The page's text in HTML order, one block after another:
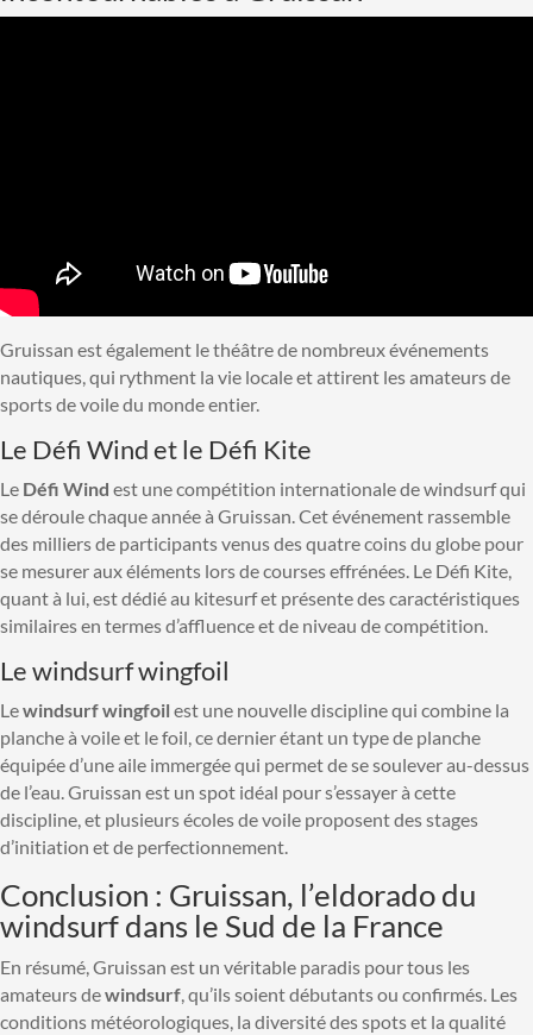
Gruissan est également le théâtre de nombreux événements
nautiques, qui rythment la vie locale et attirent les amateurs de
sports de voile du monde entier.
Le Défi Wind et le Défi Kite
Le Défi Wind est une compétition internationale de windsurf qui
se déroule chaque année à Gruissan. Cet événement rassemble
des milliers de participants venus des quatre coins du globe pour
se mesurer aux éléments lors de courses effrénées. Le Défi Kite,
quant à lui, est dédié au kitesurf et présente des caractéristiques
similaires en termes d’affluence et de niveau de compétition.
Le windsurf wingfoil
Lewindsurf wingfoil est une nouvelle discipline qui combine la
planche à voile et le foil, ce dernier étant un type de planche
équipée d’une aile immergée qui permet de se soulever au-dessus
de l’eau. Gruissan est un spot idéal pour s’essayer à cette
discipline, et plusieurs écoles de voile proposent des stages
d’initiation et de perfectionnement.
Conclusion : Gruissan, l’eldorado du
windsurf dans le Sud de la France
En résumé, Gruissan est un véritable paradis pour tous les
amateurs dewindsurf, qu’ils soient débutants ou confirmés. Les
conditions météorologiques, la diversité des spots et la qualité